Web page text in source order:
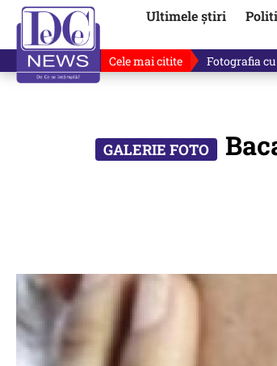
Ultimele știri
Cele mai citite Fotografia